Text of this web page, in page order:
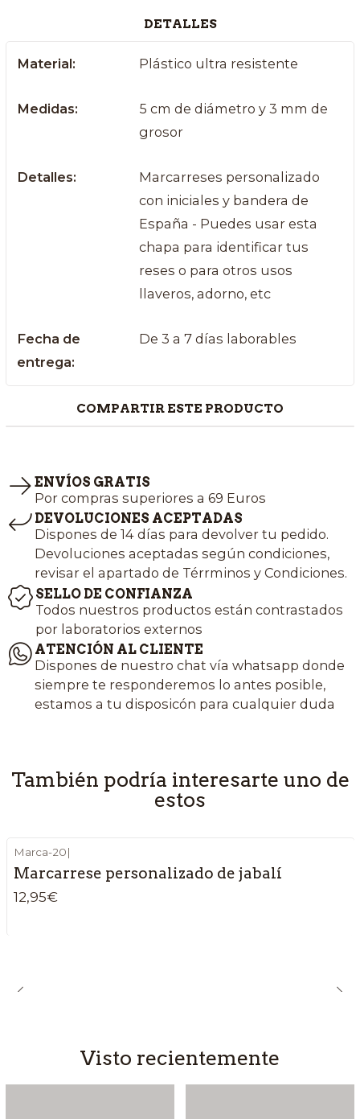
DETALLES
Material: Plástico ultra resistente
Medidas:
5 cm de diámetro y 3 mm de
grosor
Detalles:
Marcarreses personalizado
con iniciales y bandera de
España - Puedes usar esta
chapa para identificar tus
reses o para otros usos
llaveros, adorno, etc
Fecha de
entrega:
De 3 a 7 días laborables
COMPARTIR ESTE PRODUCTO
ENVÍOS GRATIS
Por compras superiores a 69 Euros
DEVOLUCIONES ACEPTADAS
Dispones de 14 días para devolver tu pedido.
Devoluciones aceptadas según condiciones,
revisar el apartado de Térrminos y Condiciones.
SELLO DE CONFIANZA
Todos nuestros productos están contrastados
por laboratorios externos
ATENCIÓN AL CLIENTE
Dispones de nuestro chat vía whatsapp donde
siempre te responderemos lo antes posible,
estamos a tu disposicón para cualquier duda
También podría interesarte uno de
estos
Marca-20|
Marcarrese personalizado de jabalí
12,95€
Visto recientemente